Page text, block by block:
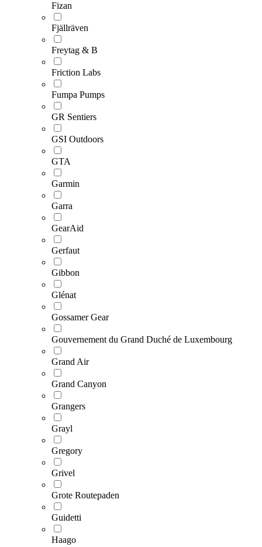
Fizan
Fjällräven
Freytag & B
Friction Labs
Fumpa Pumps
GR Sentiers
GSI Outdoors
GTA
Garmin
Garra
GearAid
Gerfaut
Gibbon
Glénat
Gossamer Gear
Gouvernement du Grand Duché de Luxembourg
Grand Air
Grand Canyon
Grangers
Grayl
Gregory
Grivel
Grote Routepaden
Guidetti
Haago